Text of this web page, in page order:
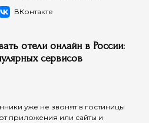
отели онлайн в России:
сервисов
уже не звонят в гостиницы
приложения или сайты и
ВКонтакте